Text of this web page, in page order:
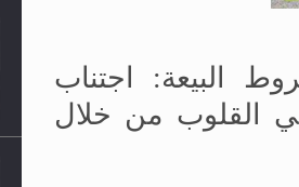
البيعة: اجتناب
القلوب من خلال